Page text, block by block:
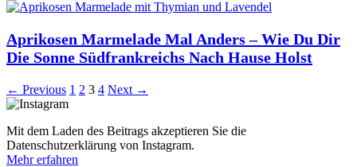
Aprikosen Marmelade Mal Anders – Wie Du Dir
Die Sonne Südfrankreichs Nach Hause Holst
← Previous 1 2 3 4 Next →
Mit dem Laden des Beitrags akzeptieren Sie die
Datenschutzerklärung von Instagram.
Mehr erfahren